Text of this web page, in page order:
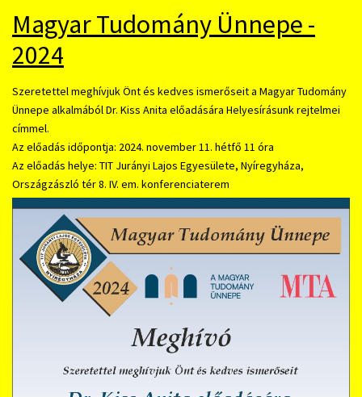
Magyar Tudomány Ünnepe -
2024
Szeretettel meghívjuk Önt és kedves ismerőseit a Magyar Tudomány
Ünnepe alkalmából Dr. Kiss Anita előadására Helyesírásunk rejtelmei
címmel.
Az előadás időpontja: 2024. november 11. hétfő 11 óra
Az előadás helye: TIT Jurányi Lajos Egyesülete, Nyíregyháza,
Országzászló tér 8. IV. em. konferenciaterem